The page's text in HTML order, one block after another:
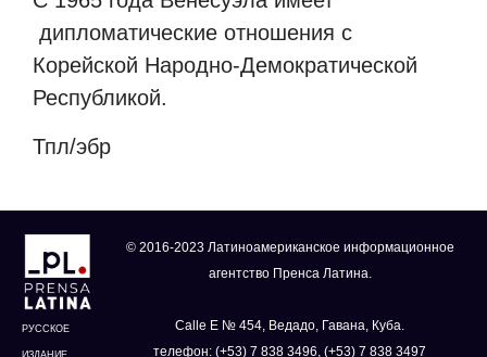
дипломатические отношения с
Корейской Народно-Демократической
Республикой.
Тпл/эбр
РУССКОЕ
ИЗДАНИЕ
© 2016-2023 Латиноамериканское информационное
агентство Пренса Латина.
Calle E № 454, Ведадо, Гавана, Куба.
телефон: (+53) 7 838 3496, (+53) 7 838 3497